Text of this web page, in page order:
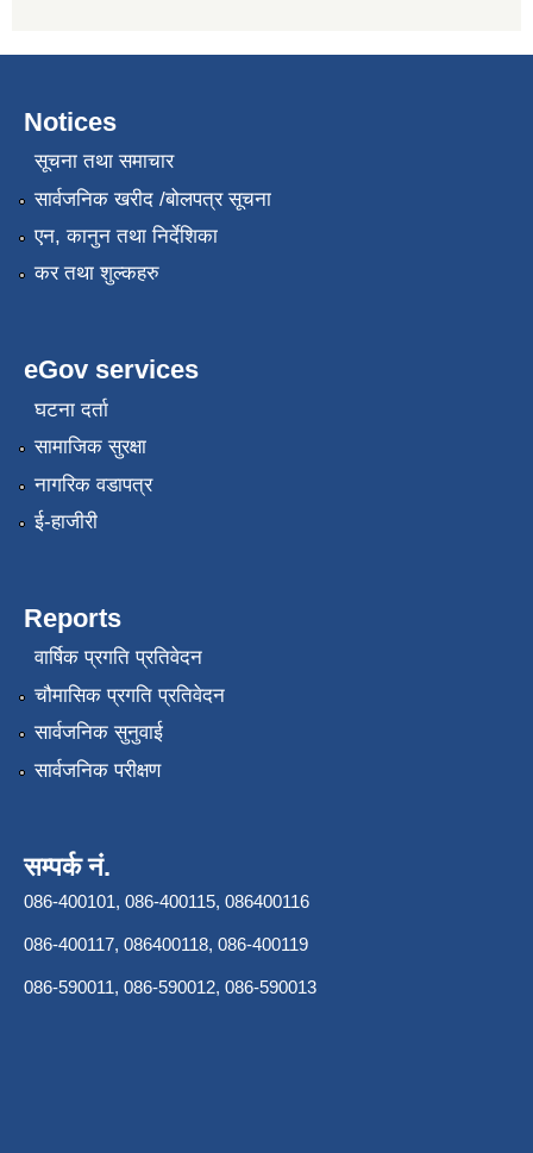
Notices
सूचना तथा समाचार
सार्वजनिक खरीद /बोलपत्र सूचना
एन, कानुन तथा निर्देशिका
कर तथा शुल्कहरु
eGov services
घटना दर्ता
सामाजिक सुरक्षा
नागरिक वडापत्र
ई-हाजीरी
Reports
वार्षिक प्रगति प्रतिवेदन
चौमासिक प्रगति प्रतिवेदन
सार्वजनिक सुनुवाई
सार्वजनिक परीक्षण
सम्पर्क नं.
086-400101, 086-400115, 086400116
086-400117, 086400118, 086-400119
086-590011, 086-590012, 086-590013